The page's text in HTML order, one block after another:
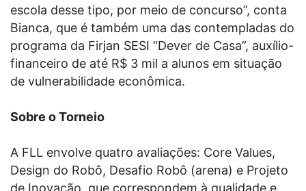
escola desse tipo, por meio de concurso”, conta
Bianca, que é também uma das contempladas do
programa da Firjan SESI “Dever de Casa”, auxílio-
financeiro de até R$ 3 mil a alunos em situação
de vulnerabilidade econômica.
Sobre o Torneio
A FLL envolve quatro avaliações: Core Values,
Design do Robô, Desafio Robô (arena) e Projeto
de Inovação, que correspondem à qualidade e